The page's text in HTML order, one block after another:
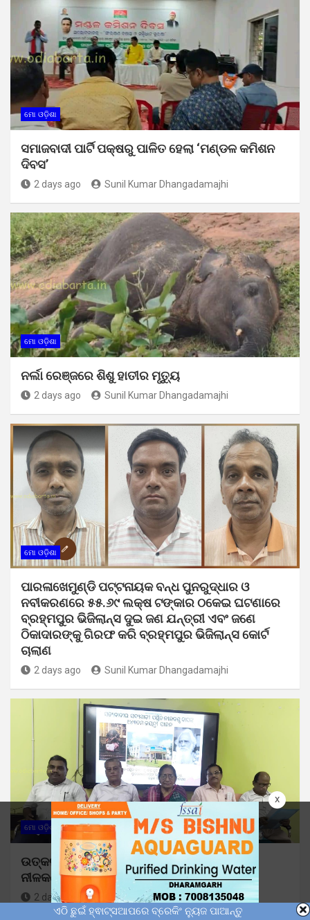
x
ମୋ ଓଡ଼ିଶା
ସମାଜବାଦୀ ପାର୍ଟି ପକ୍ଷରୁ ପାଳିତ ହେଲା ‘ମଣ୍ଡଳ କମିଶନ
ଦିବସ’
2 days ago Sunil Kumar Dhangadamajhi
ମୋ ଓଡ଼ିଶା
ନର୍ଲା ରେଞ୍ଜରେ ଶିଶୁ ହାତୀର ମୃତ୍ୟୁ
2 days ago Sunil Kumar Dhangadamajhi
ମୋ ଓଡ଼ିଶା
ପାରଳାଖେମୁଣ୍ଡି ପଟ୍ଟନାୟକ ବନ୍ଧ ପୁନରୁଦ୍ଧାର ଓ
ନବୀକରଣରେ ୫୫.୬୯ ଲକ୍ଷ ଟଙ୍କାର ଠକେଇ ଘଟଣାରେ
ବ୍ରହ୍ମପୁର ଭିଜିଲାନ୍ସ ଦୁଇ ଜଣ ଯନ୍ତ୍ରୀ ଏବଂ ଜଣେ
ଠିକାଦାରଙ୍କୁ ଗିରଫ କରି ବ୍ରହ୍ମପୁର ଭିଜିଲାନ୍ସ କୋର୍ଟ
ଚାଲାଣ
2 days ago Sunil Kumar Dhangadamajhi
ମୋ ଓଡ଼ିଶା
ଉତ୍କଳ ବିଶ୍ୱବିଦ୍ୟାଳୟରେ ପାଳିତ ହେଲା ପଣ୍ଡିତ
ନୀଳକଣ୍ଠ ଦାସଙ୍କ ୧୪୩ତମ ଜୟନ୍ତୀ ଉତ୍ସବ
2 days ago Sunil Kumar Dhangadamajhi
ଏଠି ଛୁଇଁ ହ୍ଵାଟ୍ସଆପରେ ବ୍ରେକିଂ ନ୍ୟୁଜ ପାଆନ୍ତୁ